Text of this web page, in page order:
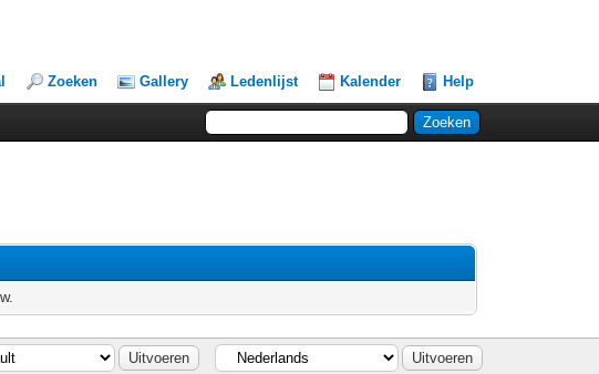
Zoeken Gallery Ledenlijst Kalender Help